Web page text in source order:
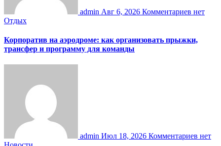
admin Авг 6, 2026 Комментариев нет
Отдых
Корпоратив на аэродроме: как организовать прыжки,
трансфер и программу для команды
admin Июл 18, 2026 Комментариев нет